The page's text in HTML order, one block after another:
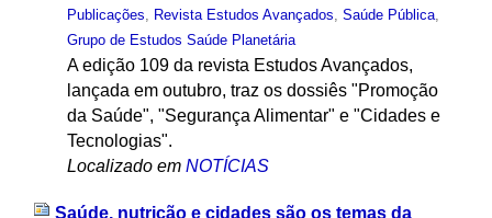
Publicações, Revista Estudos Avançados, Saúde Pública,
Grupo de Estudos Saúde Planetária
A edição 109 da revista Estudos Avançados,
lançada em outubro, traz os dossiês "Promoção
da Saúde", "Segurança Alimentar" e "Cidades e
Tecnologias".
Localizado em NOTÍCIAS
Saúde, nutrição e cidades são os temas da